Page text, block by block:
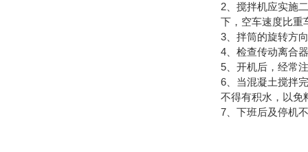
2、搅拌机应实施
下，空车速度比重
3、拌筒的旋转方
4、检查传动离合
5、开机后，经常
6、当混凝土搅拌
不得有积水，以免
7、下班后及停机